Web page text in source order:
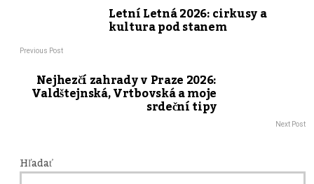
Letní Letná 2026: cirkusy a
kultura pod stanem
Previous Post
Nejhezčí zahrady v Praze 2026:
Valdštejnská, Vrtbovská a moje
srdeční tipy
Next Post
Hľadať